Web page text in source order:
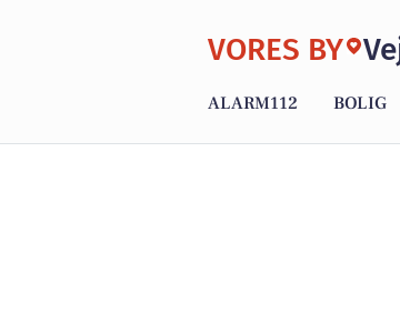
VORES BY
ALARM112 BOLIG